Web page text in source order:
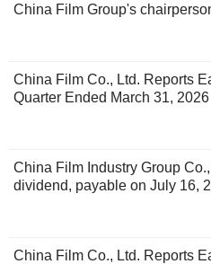
China Film Group's
China Film Co., Ltd. Reports
Quarter Ended March 31, 2026
China Film Industry Group
dividend, payable on July 16,
China Film Co., Ltd. Reports